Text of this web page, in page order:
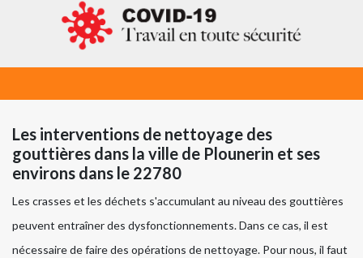
Les interventions de nettoyage des
gouttières dans la ville de Plounerin et ses
environs dans le 22780
Les crasses et les déchets s'accumulant au niveau des gouttières
peuvent entraîner des dysfonctionnements. Dans ce cas, il est
nécessaire de faire des opérations de nettoyage. Pour nous, il faut